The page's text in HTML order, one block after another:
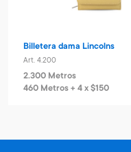
Billetera dama Lincolns
Art. 4.200
2.300 Metros
460 Metros + 4 x $150